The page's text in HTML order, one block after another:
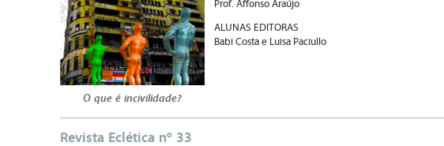
O que é incivilidade?
Prof. Affonso Araújo
ALUNAS EDITORAS
Babi Costa e Luisa Paciullo
Revista Eclética nº 33